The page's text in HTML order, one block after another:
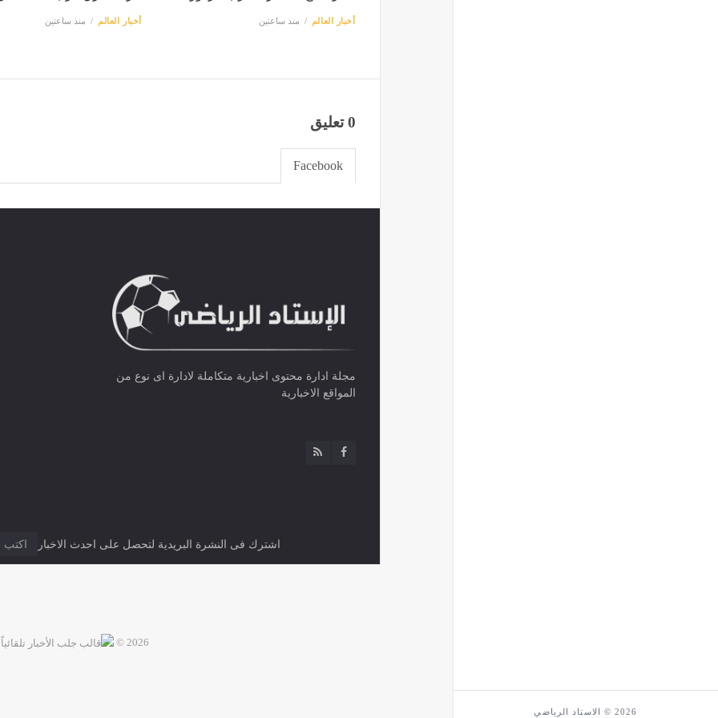
2026 © الاستاد الرياضي
أخبار العالم منذ ساعتين أخبار العالم منذ ساعتين
0 تعليق
Facebook
مجلة ادارة محتوى اخبارية متكاملة لادارة اى نوع من
المواقع الاخبارية
اشترك فى النشرة البريدية لتحصل على احدث الاخبار
2026 ©